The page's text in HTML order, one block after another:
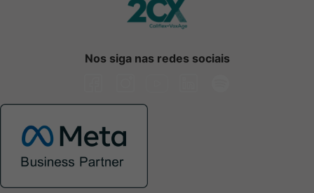
Nos siga nas redes sociais